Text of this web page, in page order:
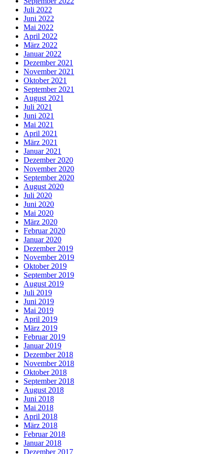
Juli 2022
Juni 2022
Mai 2022
April 2022
März 2022
Januar 2022
Dezember 2021
November 2021
Oktober 2021
September 2021
August 2021
Juli 2021
Juni 2021
Mai 2021
April 2021
März 2021
Januar 2021
Dezember 2020
November 2020
September 2020
August 2020
Juli 2020
Juni 2020
Mai 2020
März 2020
Februar 2020
Januar 2020
Dezember 2019
November 2019
Oktober 2019
September 2019
August 2019
Juli 2019
Juni 2019
Mai 2019
April 2019
März 2019
Februar 2019
Januar 2019
Dezember 2018
November 2018
Oktober 2018
September 2018
August 2018
Juni 2018
Mai 2018
April 2018
März 2018
Februar 2018
Januar 2018
Dezember 2017